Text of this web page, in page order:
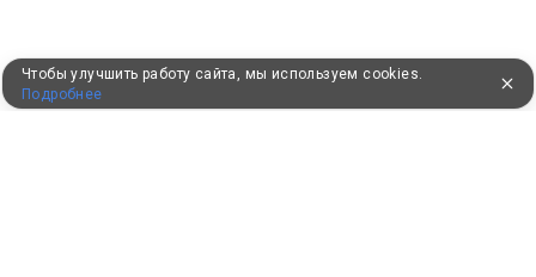
Чтобы улучшить работу сайта, мы используем cookies.
Подробнее